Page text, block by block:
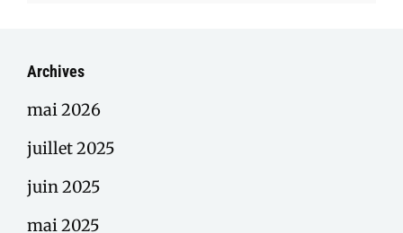
Archives
mai 2026
juillet 2025
juin 2025
mai 2025